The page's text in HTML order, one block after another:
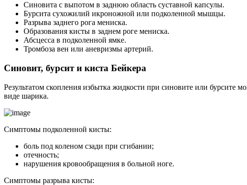
Синовита с выпотом в заднюю область суставной капсулы.
Бурсита сухожилий икроножной или подколенной мышцы.
Разрыва заднего рога мениска.
Образования кисты в заднем роге мениска.
Абсцесса в подколенной ямке.
Тромбоза вен или аневризмы артерий.
Синовит, бурсит и киста Бейкера
Результатом скопления избытка жидкости при синовите или бурсите
виде шарика.
Симптомы подколенной кисты:
боль под коленом сзади при сгибании;
отечность;
нарушения кровообращения в больной ноге.
Симптомы разрыва кисты: